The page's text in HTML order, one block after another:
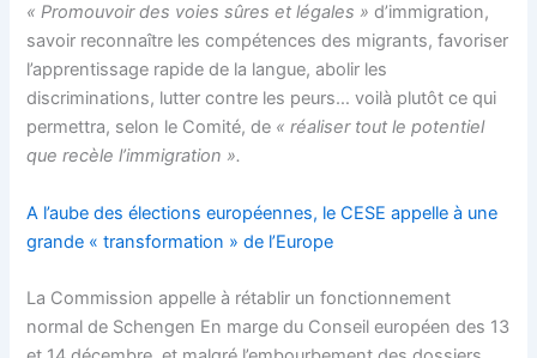
« Promouvoir des voies sûres et légales » d’immigration,
savoir reconnaître les compétences des migrants, favoriser
l’apprentissage rapide de la langue, abolir les
discriminations, lutter contre les peurs… voilà plutôt ce qui
permettra, selon le Comité, de « réaliser tout le potentiel
que recèle l’immigration ».
A l’aube des élections européennes, le CESE appelle à une
grande « transformation » de l’Europe
La Commission appelle à rétablir un fonctionnement
normal de Schengen En marge du Conseil européen des 13